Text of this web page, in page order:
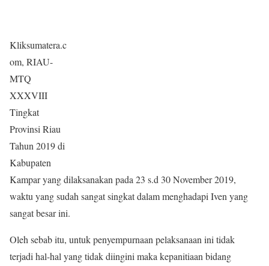
Kliksumatera.c
om, RIAU-
MTQ
XXXVIII
Tingkat
Provinsi Riau
Tahun 2019 di
Kabupaten
Kampar yang dilaksanakan pada 23 s.d 30 November 2019,
waktu yang sudah sangat singkat dalam menghadapi Iven yang
sangat besar ini.
Oleh sebab itu, untuk penyempurnaan pelaksanaan ini tidak
terjadi hal-hal yang tidak diingini maka kepanitiaan bidang